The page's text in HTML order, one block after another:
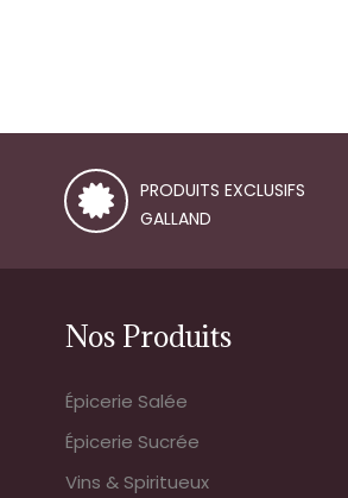
PRODUITS EXCLUSIFS
GALLAND
Nos Produits
Épicerie Salée
Épicerie Sucrée
Vins & Spiritueux